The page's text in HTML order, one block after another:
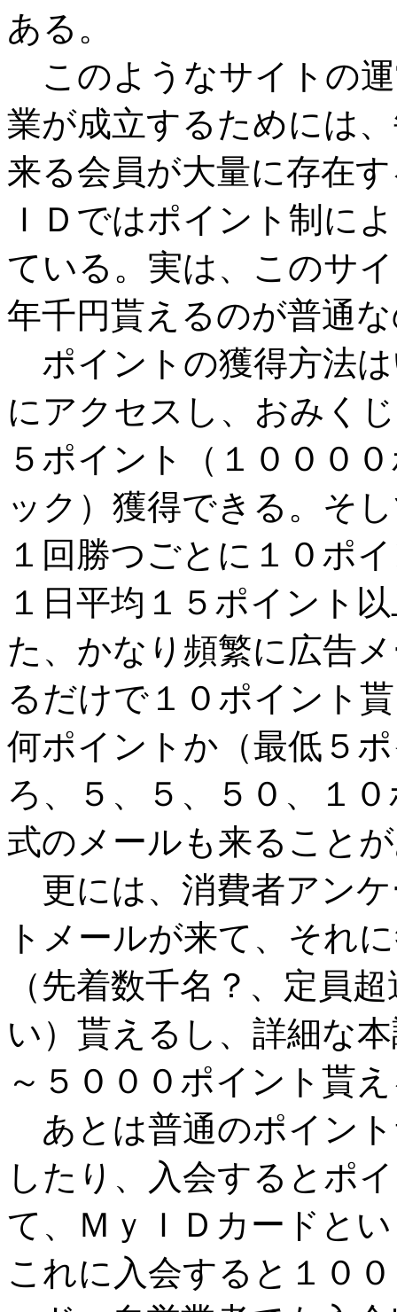
ある。
このようなサイトの
業が成立するためには
来る会員が大量に存在
ＩＤではポイント制に
ている。実は、このサ
年千円貰えるのが普通
ポイントの獲得方法
にアクセスし、おみく
５ポイント（１０００
ック）獲得できる。そ
１回勝つごとに１０ポ
１日平均１５ポイント
た、かなり頻繁に広告
るだけで１０ポイント
何ポイントか（最低５
ろ、５、５、５０、１
式のメールも来ること
更には、消費者アン
トメールが来て、それ
（先着数千名？、定員
い）貰えるし、詳細な
～５０００ポイント貰
あとは普通のポイン
したり、入会するとポ
て、ＭｙＩＤカードと
これに入会すると１０